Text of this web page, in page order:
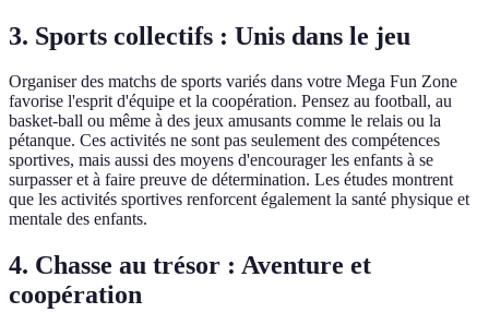
3. Sports collectifs : Unis dans le jeu
Organiser des matchs de sports variés dans votre Mega Fun Zone
favorise l'esprit d'équipe et la coopération. Pensez au football, au
basket-ball ou même à des jeux amusants comme le relais ou la
pétanque. Ces activités ne sont pas seulement des compétences
sportives, mais aussi des moyens d'encourager les enfants à se
surpasser et à faire preuve de détermination. Les études montrent
que les activités sportives renforcent également la santé physique et
mentale des enfants.
4. Chasse au trésor : Aventure et
coopération